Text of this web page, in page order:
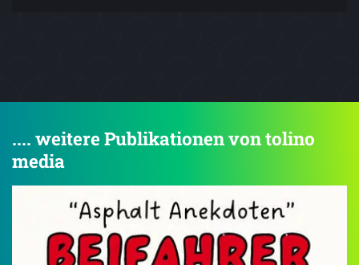
.... weitere Publikationen von tolino
media